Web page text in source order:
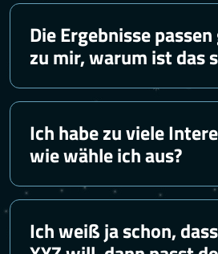
Die Ergebnisse
zu mir, warum ist das
Ich habe zu viele
wie wähle ich aus?
Ich weiß ja schon,